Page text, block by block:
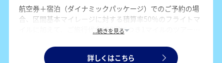
航空券＋宿泊（ダイナミックパッケージ）でのご予約の場
合、区間基本マイレージに対する積算率50％のフライトマ
イルに加えて、ご旅行代金100円につき1マイルのツアーマ
イルを貯めることができます。
...続きを見る
詳しくはこちら